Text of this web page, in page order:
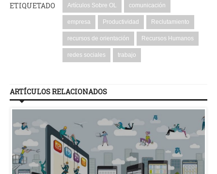
ETIQUETADO Artículos Sobre OL comunicación
empresa Productividad Reclutamiento
recursos de orientación Recursos Humanos
redes sociales trabajo
ARTÍCULOS RELACIONADOS